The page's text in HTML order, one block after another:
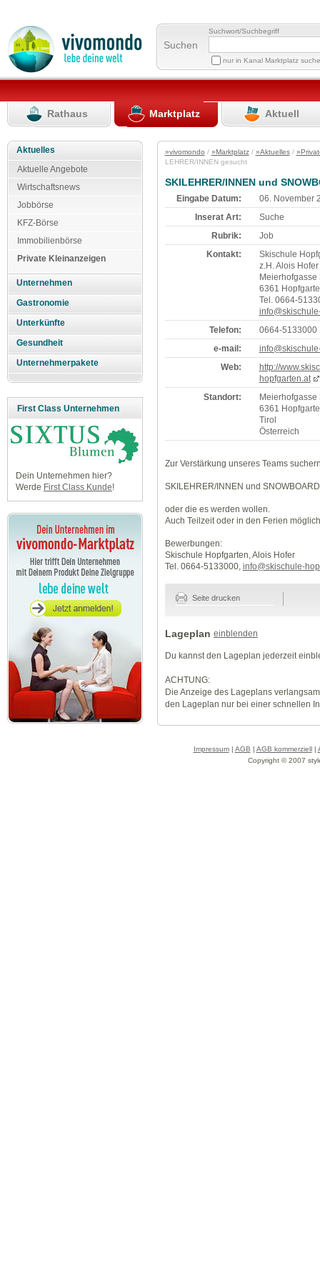
Suchen
Suchwort/Suchbegriff
nur in Kanal Marktplatz
Rathaus Marktplatz Aktuell
Aktuelles
Aktuelle Angebote
Wirtschaftsnews
Jobbörse
KFZ-Börse
Immobilienbörse
Private Kleinanzeigen
Unternehmen
Gastronomie
Unterkünfte
Gesundheit
Unternehmerpakete
First Class Unternehmen
Dein Unternehmen hier?
Werde First Class Kunde!
»vivomondo / »Marktplatz/ »Aktuelles/
LEHRER/INNEN gesucht
SKILEHRER/INNEN und
Eingabe Datum:
06. November
Inserat Art:
Suche
Rubrik:
Job
Kontakt:
Skischule
z.H. Alois Hofer
Meierhofgasse
6361
Tel. 0664-
Telefon:
0664-5133000
e-mail:
Web:
http://
hopfgarten.at
Standort:
Meierhofgasse
6361
Tirol
Österreich
Zur Verstärkung unseres Teams
SKILEHRER/INNEN und
oder die es werden wollen.
Auch Teilzeit oder in den Ferien
Bewerbungen:
Skischule Hopfgarten, Alois Hofer
Tel. 0664-5133000, info@skischule-
Seite drucken
Lageplan einblenden
Du kannst den Lageplan jederzeit
ACHTUNG:
Die Anzeige des Lageplans
den Lageplan nur bei einer schnellen
Impressum| AGB | AGB kommerziell|
Copyright © 2007